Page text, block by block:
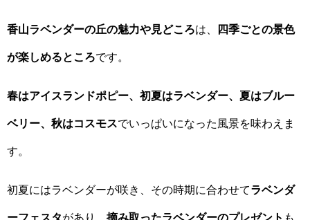
香山ラベンダーの丘の魅力や見どころは、 四季ごとの景色
が楽しめるところです。
春はアイスランドポピー、初夏はラベンダー、夏はブルー
ベリー、秋はコスモスでいっぱいになった風景を味わえま
す。
初夏にはラベンダーが咲き、その時期に合わせてラベンダ
ーフェスタがあり、 摘み取ったラベンダーのプレゼント も